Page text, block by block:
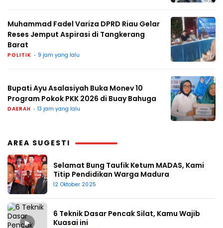
Muhammad Fadel Variza DPRD Riau Gelar
Reses Jemput Aspirasi di Tangkerang
Barat
POLITIK 9 jam yang lalu
Bupati Ayu Asalasiyah Buka Monev 10
Program Pokok PKK 2026 di Buay Bahuga
DAERAH 13 jam yang lalu
AREA SUGESTI
Selamat Bung Taufik Ketum MADAS, Kami
Titip Pendidikan Warga Madura
12 Oktober 2025
▶
6 Teknik Dasar Pencak Silat, Kamu Wajib
Kuasai ini